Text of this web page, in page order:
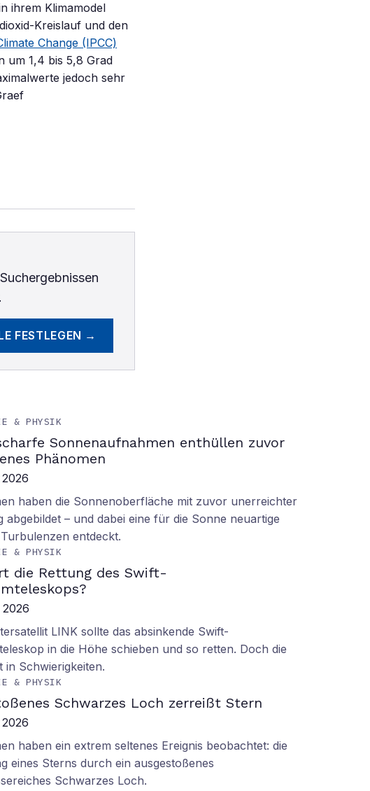
ihrem Klimamodel
Kreislauf und den
Change (IPCC)
um 1,4 bis 5,8 Grad
jedoch sehr
FESTLEGEN →
& PHYSIK
Sonnenaufnahmen enthüllen zuvor
Phänomen
haben die Sonnenoberfläche mit zuvor unerreichter
abgebildet – und dabei eine für die Sonne neuartige
entdeckt.
& PHYSIK
die Rettung des Swift-
LINK sollte das absinkende Swift-
in die Höhe schieben und so retten. Doch die
in Schwierigkeiten.
& PHYSIK
Schwarzes Loch zerreißt Stern
haben ein extrem seltenes Ereignis beobachtet: die
eines Sterns durch ein ausgestoßenes
Schwarzes Loch.